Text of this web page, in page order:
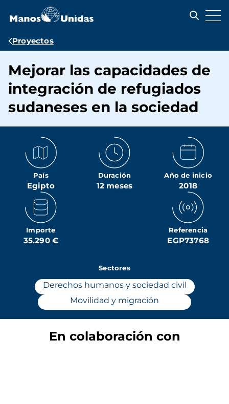
contenido
Ruta
navegación
Proyectos
Mejorar las capacidades de
integración de refugiados
sudaneses en la sociedad
País
Egipto
Duración
12 meses
Año de inicio
2018
Importe
35.290 €
Referencia
EGP73768
Sectores
Derechos humanos y sociedad civil
Movilidad y migración
En colaboración con